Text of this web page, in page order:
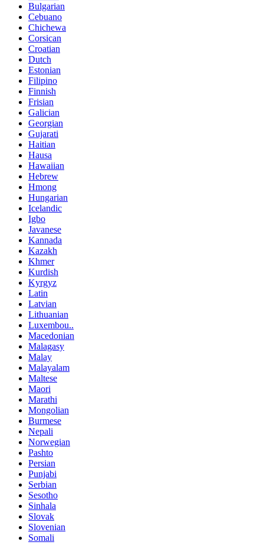
Bulgarian
Cebuano
Chichewa
Corsican
Croatian
Dutch
Estonian
Filipino
Finnish
Frisian
Galician
Georgian
Gujarati
Haitian
Hausa
Hawaiian
Hebrew
Hmong
Hungarian
Icelandic
Igbo
Javanese
Kannada
Kazakh
Khmer
Kurdish
Kyrgyz
Latin
Latvian
Lithuanian
Luxembou..
Macedonian
Malagasy
Malay
Malayalam
Maltese
Maori
Marathi
Mongolian
Burmese
Nepali
Norwegian
Pashto
Persian
Punjabi
Serbian
Sesotho
Sinhala
Slovak
Slovenian
Somali